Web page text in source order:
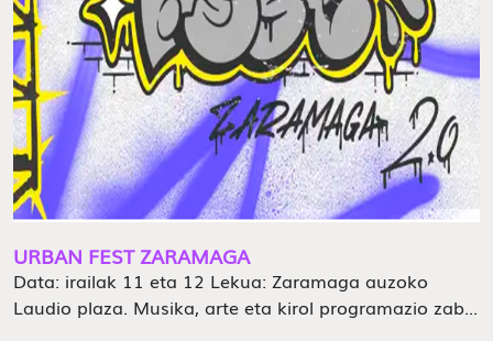
URBAN FEST ZARAMAGA
Data: irailak 11 eta 12 Lekua: Zaramaga auzoko
Laudio plaza. Musika, arte eta kirol programazio zab...